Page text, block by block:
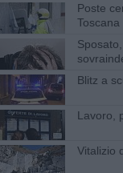
Poste
Toscana
Blitz a
Lavoro,
Vitalizio